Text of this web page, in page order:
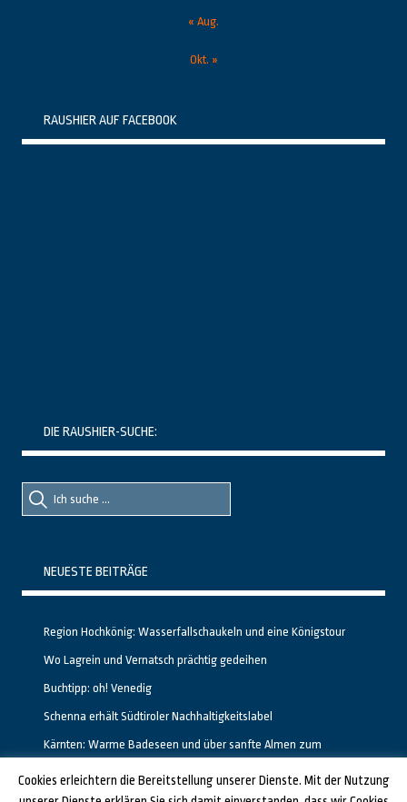
« Aug.
Okt. »
RAUSHIER AUF FACEBOOK
DIE RAUSHIER-SUCHE:
Suche
nach::
Suche
nach:
NEUESTE BEITRÄGE
Region Hochkönig: Wasserfallschaukeln und eine Königstour
Wo Lagrein und Vernatsch prächtig gedeihen
Buchtipp: oh! Venedig
Schenna erhält Südtiroler Nachhaltigkeitslabel
Kärnten: Warme Badeseen und über sanfte Almen zum
Cookies erleichtern die Bereitstellung unserer Dienste. Mit der Nutzung